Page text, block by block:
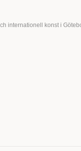
internationell konst i